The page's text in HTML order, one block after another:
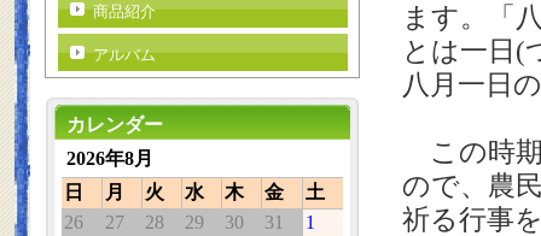
ます。「
とは一日(
八月一日
この時
ので、農
祈る行事
商品紹介
アルバム
カレンダー
2026年8月
日
月 火 水 木 金
土
26
27 28 29 30 31
1